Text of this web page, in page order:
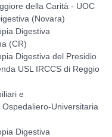
della Carità - UOC
(Novara)
Digestiva
(CR)
Digestiva del Presidio
USL IRCCS di Reggio
e
Universitaria
Digestiva